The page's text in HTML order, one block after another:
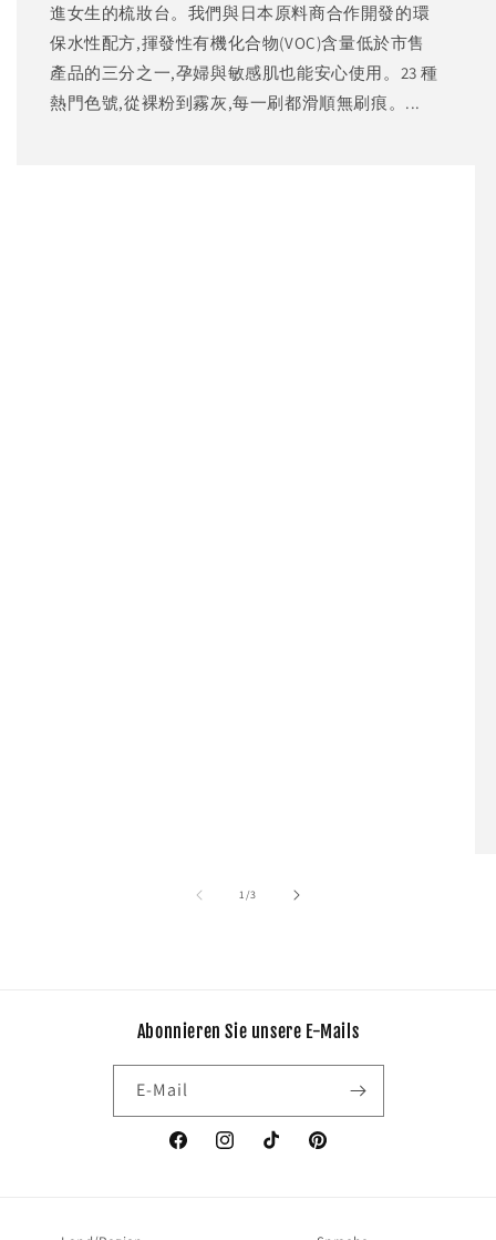
進女生的梳妝台。我們與日本原料商合作開發的環
保水性配方,揮發性有機化合物(VOC)含量低於市售
產品的三分之一,孕婦與敏感肌也能安心使用。23 種
熱門色號,從裸粉到霧灰,每一刷都滑順無刷痕。...
1/von
3
Abonnieren Sie unsere E-Mails
E-Mail
FacebookInstagramTikTok Pinterest